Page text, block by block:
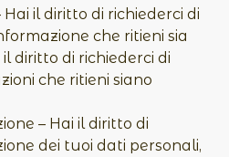
il diritto di richiederci di
che ritieni sia
diritto di richiederci di
che ritieni siano
– Hai il diritto di
dei tuoi dati personali,